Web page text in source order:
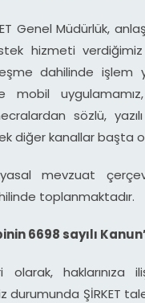
Genel Müdürlük,
hizmeti
dahilinde işlem
sözlü,
diğer kanallar başta
yasal mevzuat
toplanmaktadır.
6698 sayılı
olarak, haklarınıza
ŞİRKET